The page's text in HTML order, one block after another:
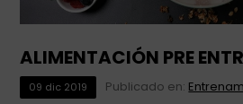
ALIMENTACIÓN PRE
09 dic 2019 Publicado en: